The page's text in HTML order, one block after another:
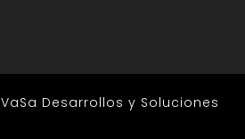
VaSa Desarrollos y Soluciones